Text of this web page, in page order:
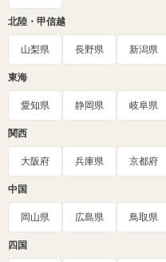
北陸・甲信越
山梨県 長野県 新潟県
東海
愛知県 静岡県 岐阜県
関西
大阪府 兵庫県 京都府
中国
岡山県 広島県 鳥取県
四国